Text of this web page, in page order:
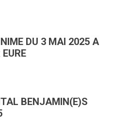
DU 3 MAI 2025 A
BENJAMIN(E)S